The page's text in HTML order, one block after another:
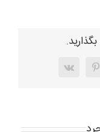
Pinterest
Vk